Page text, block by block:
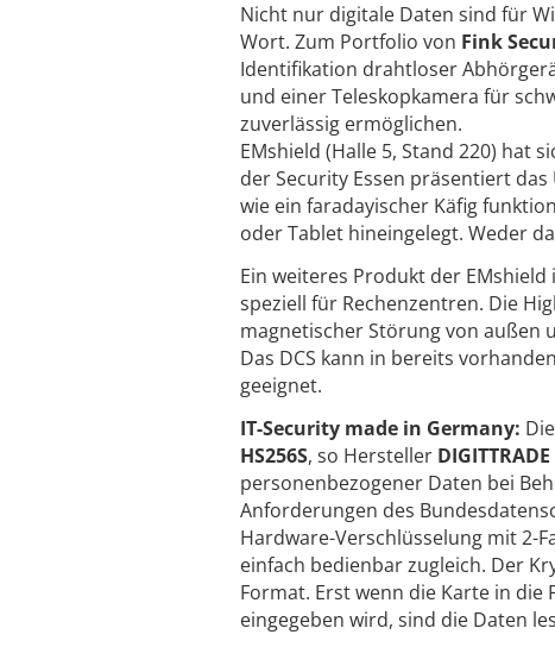
Nicht nur digitale Daten sind für
Wort. Zum Portfolio von Fink
Identifikation drahtloser
und einer Teleskopkamera für
zuverlässig ermöglichen.
EMshield (Halle 5, Stand 220) hat
der Security Essen präsentiert
wie ein faradayischer Käfig
oder Tablet hineingelegt. Weder
Ein weiteres Produkt der EMshield
speziell für Rechenzentren. Die
magnetischer Störung von außen
Das DCS kann in bereits
geeignet.
IT-Security made in Germany:
HS256S, so Hersteller DIGITTRADE
personenbezogener Daten bei
Anforderungen des
Hardware-Verschlüsselung mit 2-
einfach bedienbar zugleich. Der
Format. Erst wenn die Karte in
eingegeben wird, sind die Daten